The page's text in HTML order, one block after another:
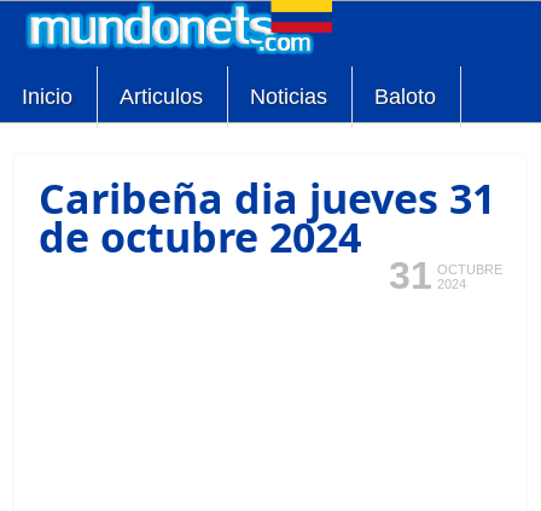
Inicio Articulos Noticias Baloto
Caribeña dia jueves 31
de octubre 2024
31 OCTUBRE
2024